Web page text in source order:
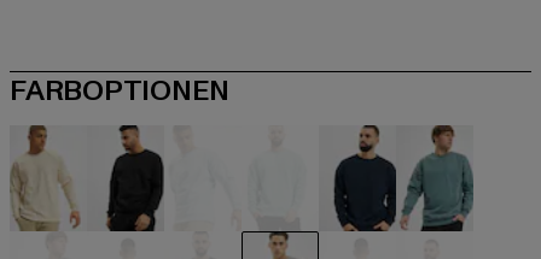
FARBOPTIONEN
blau